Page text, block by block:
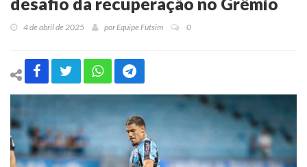
4 de abril de 2025 por Equipe Futsim 0